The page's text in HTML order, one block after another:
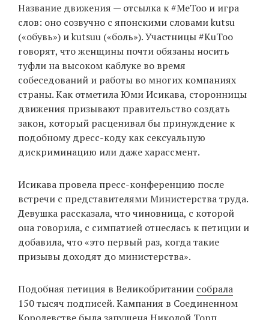
Название движения — отсылка к #MeToo и игра
слов: оно созвучно с японскими словами kutsu
(«обувь») и kutsuu («боль»). Участницы #KuToo
говорят, что женщины почти обязаны носить
туфли на высоком каблуке во время
собеседований и работы во многих компаниях
страны. Как отметила Юми Исикава, сторонницы
движения призывают правительство создать
закон, который расценивал бы принуждение к
подобному дресс-коду как сексуальную
дискриминацию или даже харассмент.
Исикава провела пресс-конференцию после
встречи с представителями Министерства труда.
Девушка рассказала, что чиновница, с которой
она говорила, с симпатией отнеслась к петиции и
добавила, что «это первый раз, когда такие
призывы доходят до министерства».
Подобная петиция в Великобритании собрала
150 тысяч подписей. Кампания в Соединенном